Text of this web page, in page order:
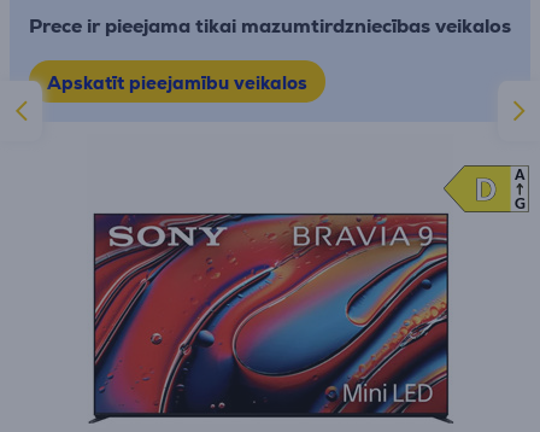
Prece ir pieejama tikai mazumtirdzniecības veikalos
Apskatīt pieejamību veikalos
D
D
A
G